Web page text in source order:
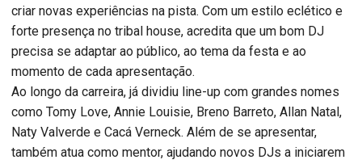
criar novas experiências na pista. Com um estilo eclético e
forte presença no tribal house, acredita que um bom DJ
precisa se adaptar ao público, ao tema da festa e ao
momento de cada apresentação.
Ao longo da carreira, já dividiu line-up com grandes nomes
como Tomy Love, Annie Louisie, Breno Barreto, Allan Natal,
Naty Valverde e Cacá Verneck. Além de se apresentar,
também atua como mentor, ajudando novos DJs a iniciarem